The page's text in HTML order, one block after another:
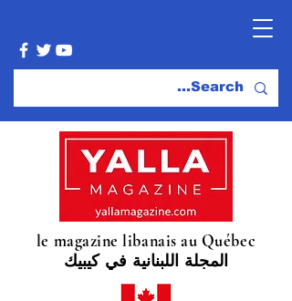
le magazine libanais au Québec
المجلة اللبنانية في كيبيك